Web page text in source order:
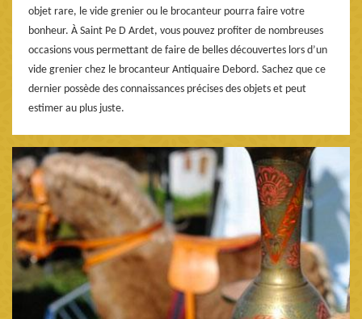
objet rare, le vide grenier ou le brocanteur pourra faire votre
bonheur. À Saint Pe D Ardet, vous pouvez profiter de nombreuses
occasions vous permettant de faire de belles découvertes lors d’un
vide grenier chez le brocanteur Antiquaire Debord. Sachez que ce
dernier possède des connaissances précises des objets et peut
estimer au plus juste.